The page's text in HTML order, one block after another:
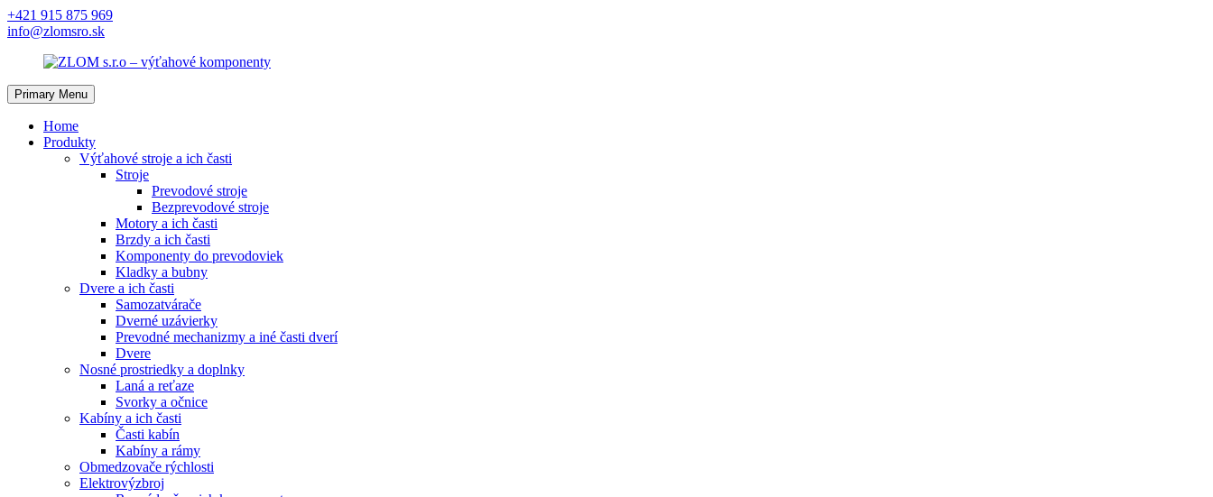
Skip
to
+421 915 875 969
info@zlomsro.sk
Primary Menu
Home
Produkty
Výťahové stroje a ich časti
Stroje
Prevodové stroje
Bezprevodové stroje
Motory a ich časti
Brzdy a ich časti
Komponenty do prevodoviek
Kladky a bubny
Dvere a ich časti
Samozatvárače
Dverné uzávierky
Prevodné mechanizmy a iné časti dverí
Dvere
Nosné prostriedky a doplnky
Laná a reťaze
Svorky a očnice
Kabíny a ich časti
Časti kabín
Kabíny a rámy
Obmedzovače rýchlosti
Elektrovýzbroj